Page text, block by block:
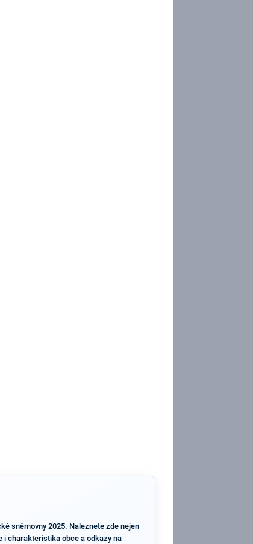
sněmovny 2025. Naleznete zde nejen
i charakteristika obce a odkazy na